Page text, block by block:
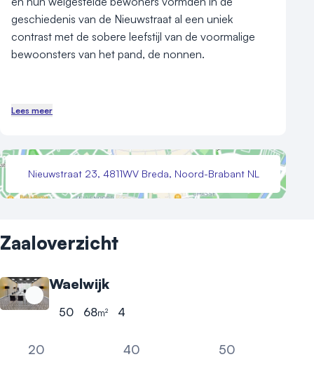
geschiedenis van de Nieuwstraat al een uniek
contrast met de sobere leefstijl van de voormalige
bewoonsters van het pand, de nonnen.
Lees meer
Nieuwstraat 23, 4811WV Breda, Noord-Brabant NL
Zaaloverzicht
Waelwijk
Hoogste aantal personen
50
Oppervlakte
68m²
Hoogte
4
Boardroom
20 Cabaret
40 Theater50